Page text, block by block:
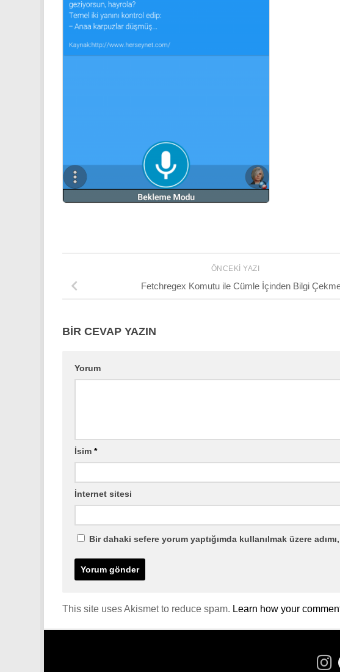
ÖNCEKI YAZI
Fetchregex Komutu ile Cümle İçinden Bilgi
BIR CEVAP YAZIN
Yorum
İsim *
İnternet sitesi
Bir dahaki sefere yorum yaptığımda kullanılmak üzere
This site uses Akismet to reduce spam. Learn how your